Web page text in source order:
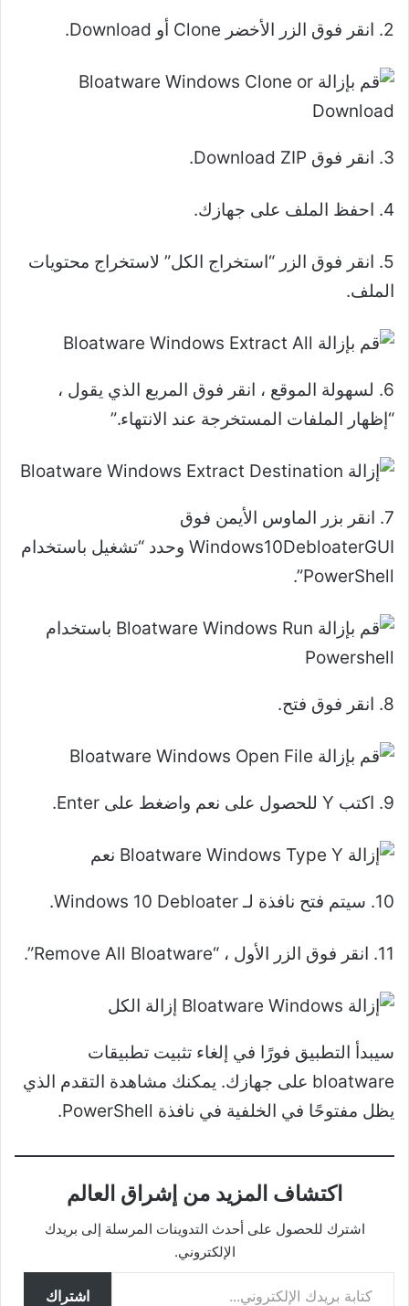
2. انقر فوق الزر الأخضر Clone أو Download.
3. انقر فوق Download ZIP.
4. احفظ الملف على جهازك.
5. انقر فوق الزر “استخراج الكل” لاستخراج محتويات
الملف.
6. لسهولة الموقع ، انقر فوق المربع الذي يقول ،
“إظهار الملفات المستخرجة عند الانتهاء.”
7. انقر بزر الماوس الأيمن فوق
Windows10DebloaterGUI وحدد “تشغيل باستخدام
PowerShell”.
8. انقر فوق فتح.
9. اكتب Y للحصول على نعم واضغط على Enter.
10. سيتم فتح نافذة لـ Windows 10 Debloater.
11. انقر فوق الزر الأول ، “Remove All Bloatware”.
سيبدأ التطبيق فورًا في إلغاء تثبيت تطبيقات
bloatware على جهازك. يمكنك مشاهدة التقدم الذي
يظل مفتوحًا في الخلفية في نافذة PowerShell.
اكتشاف المزيد من إشراق العالم
اشترك للحصول على أحدث التدوينات المرسلة إلى بريدك
الإلكتروني.
كتابة بريدك الإلكتروني...
اشتراك